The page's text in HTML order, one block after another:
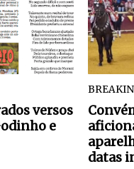
versos
e
datas